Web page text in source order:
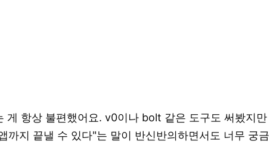
게 항상 불편했어요. v0이나 bolt 같은 도구도 써봤지만
지 끝낼 수 있다"는 말이 반신반의하면서도 너무 궁금